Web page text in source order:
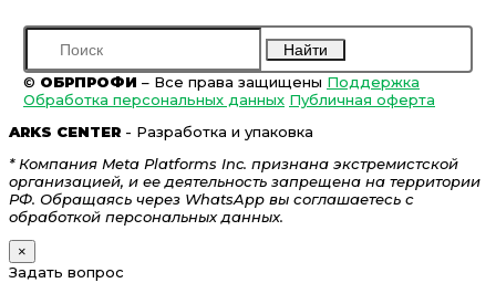
Найти
© ОБРПРОФИ – Все права защищены Поддержка
Обработка персональных данных Публичная оферта
ARKS CENTER - Разработка и упаковка
* Компания Meta Platforms Inc. признана экстремистской
организацией, и ее деятельность запрещена на территории
РФ. Обращаясь через WhatsApp вы соглашаетесь с
обработкой персональных данных.
×
Задать вопрос